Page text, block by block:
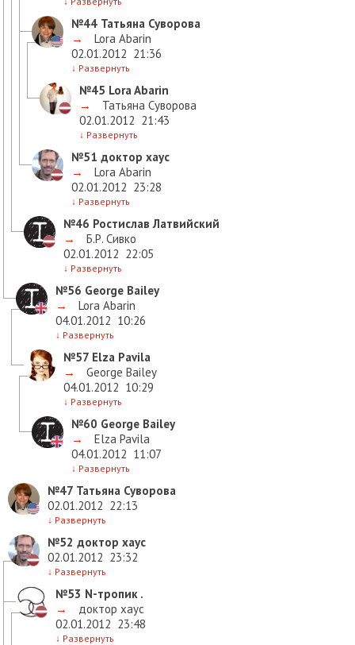
№44 Татьяна Суворова
→
Lora Abarin
02.01.2012 21:36
↓ Развернуть
№45 Lora Abarin
→
Татьяна Суворова
02.01.2012 21:43
↓ Развернуть
№51 доктор хаус
→
Lora Abarin
02.01.2012 23:28
↓ Развернуть
№46 Ростислав Латвийский
→
Б.Р. Сивко
02.01.2012 22:05
↓ Развернуть
№56 George Bailey
→
Lora Abarin
04.01.2012 10:26
↓ Развернуть
№57 Elza Pavila
→
George Bailey
04.01.2012 10:29
↓ Развернуть
№60 George Bailey
→
Elza Pavila
04.01.2012 11:07
↓ Развернуть
№47 Татьяна Суворова
02.01.2012 22:13
↓ Развернуть
№52 доктор хаус
02.01.2012 23:32
↓ Развернуть
№53 N-тропик .
→
доктор хаус
02.01.2012 23:48
↓ Развернуть